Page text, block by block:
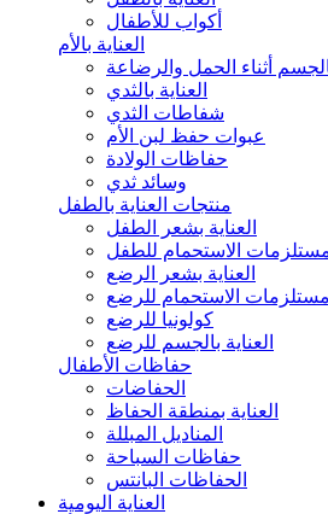
أكواب للأطفال
العناية بالأم
بالجسم أثناء الحمل والرضاعة
العناية بالثدي
شفاطات الثدي
عبوات حفظ لبن الأم
حفاظات الولادة
وسائد ثدي
منتجات العناية بالطفل
العناية بشعر الطفل
الاستحمام للطفل
العناية بشعر الرضع
مستلزمات الاستحمام للرضع
كولونيا للرضع
العناية بالجسم للرضع
حفاظات الأطفال
الحفاضات
العناية بمنطقة الحفاظ
المناديل المبللة
حفاظات السباحة
الحفاظات البانتس
العناية اليومية